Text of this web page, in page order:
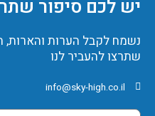
יש לכם סיפור
נשמח לקבל הערות והארות,
שתרצו להעביר לנו
info@sky-high.co.il